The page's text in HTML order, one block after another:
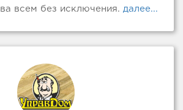
всем без исключения.
далее...